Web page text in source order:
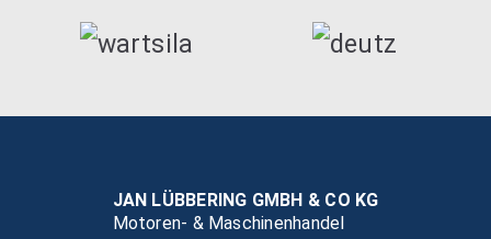
JAN LÜBBERING GMBH & CO KG
Motoren- & Maschinenhandel